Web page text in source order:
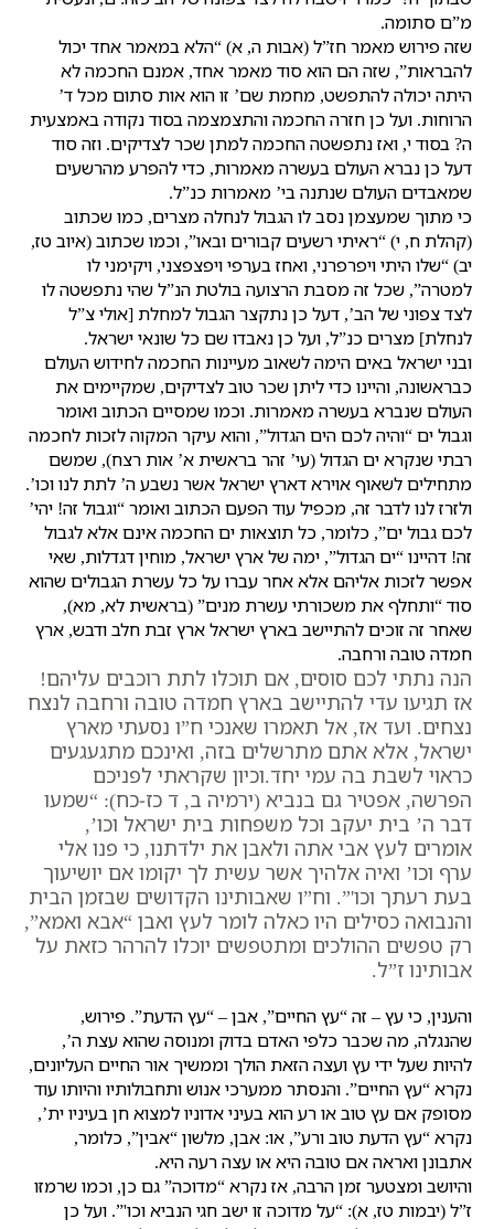
מ”ם סתומה.
שזה פירוש מאמר חז”ל (אבות ה, א) “הלא במאמר אחד יכול
להבראות”, שזה הם הוא סוד מאמר אחד, אמנם החכמה לא
היתה יכולה להתפשט, מחמת שם’ זו הוא אות סתום מכל ד’
הרוחות. ועל כן חזרה החכמה והתצמצמה בסוד נקודה באמצעית
ה? בסוד י, ואז נתפשטה החכמה למתן שכר לצדיקים. וזה סוד
דעל כן נברא העולם בעשרה מאמרות, כדי להפרע מהרשעים
שמאבדים העולם שנתנה בי’ מאמרות כנ”ל.
כי מתוך שמעצמן נסב לו הגבול לנחלה מצרים, כמו שכתוב
(קהלת ח, י) “ראיתי רשעים קבורים ובאו”, וכמו שכתוב (איוב טז,
יב) “שלו היתי ויפרפרני, ואחז בערפי ויפצפצני, ויקימני לו
למטרה”, שכל זה מסבת הרצועה בולטת הנ”ל שהי נתפשטה לו
לצד צפוני של הב’, דעל כן נתקצר הגבול למחלת [אולי צ”ל
לנחלת] מצרים כנ”ל, ועל כן נאבדו שם כל שונאי ישראל.
ובני ישראל באים הימה לשאוב מעיינות החכמה לחידוש העולם
כבראשונה, והיינו כדי ליתן שכר טוב לצדיקים, שמקיימים את
העולם שנברא בעשרה מאמרות. וכמו שמסיים הכתוב ואומר
וגבול ים “והיה לכם הים הגדול”, והוא עיקר המקוה לזכות לחכמה
רבתי שנקרא ים הגדול (עי’ זהר בראשית א’ אות רצח), שמשם
מתחילים לשאוף אוירא דארץ ישראל אשר נשבע ה’ לתת לנו וכו’.
ולזרז לנו לדבר זה, מכפיל עוד הפעם הכתוב ואומר “וגבול זה! יהי’
לכם גבול ים”, כלומר, כל תוצאות ים החכמה אינם אלא לגבול
זה! דהיינו “ים הגדול”, ימה של ארץ ישראל, מוחין דגדלות, שאי
אפשר לזכות אליהם אלא אחר עברו על כל עשרת הגבולים שהוא
סוד “ותחלף את משכורתי עשרת מנים” (בראשית לא, מא),
שאחר זה זוכים להתיישב בארץ ישראל ארץ זבת חלב ודבש, ארץ
חמדה טובה ורחבה.
הנה נתתי לכם סוסים, אם תוכלו לתת רוכבים עליהם!
אז תגיעו עדי להתיישב בארץ חמדה טובה ורחבה לנצח
נצחים. ועד אז, אל תאמרו שאנכי ח”ו נסעתי מארץ
ישראל, אלא אתם מתרשלים בזה, ואינכם מתגעגעים
כראוי לשבת בה עמי יחד.וכיון שקראתי לפניכם
הפרשה, אפטיר גם בנביא (ירמיה ב, ד כז-כח): “שמעו
דבר ה’ בית יעקב וכל משפחות בית ישראל וכו’,
אומרים לעץ אבי אתה ולאבן את ילדתנו, כי פנו אלי
ערף וכו’ ואיה אלהיך אשר עשית לך יקומו אם יושיעוך
בעת רעתך וכו'”. וח”ו שאבותינו הקדושים שבזמן הבית
והנבואה כסילים היו כאלה לומר לעץ ואבן “אבא ואמא”,
רק טפשים ההולכים ומתטפשים יוכלו להרהר כזאת על
אבותינו ז”ל.
והענין, כי עץ – זה “עץ החיים”, אבן – “עץ הדעת”. פירוש,
שהנגלה, מה שכבר כלפי האדם בדוק ומנוסה שהוא עצת ה’,
להיות שעל ידי עץ ועצה הזאת הולך וממשיך אור החיים העליונים,
נקרא “עץ החיים”. והנסתר ממערכי אנוש ותחבולותיו והיותו עוד
מסופק אם עץ טוב או רע הוא בעיני אדוניו למצוא חן בעיניו ית’,
נקרא “עץ הדעת טוב ורע”, או: אבן, מלשון “אבין”, כלומר,
אתבונן ואראה אם טובה היא או עצה רעה היא.
והיושב ומצטער זמן הרבה, אז נקרא “מדוכה” גם כן, וכמו שרמזו
ז”ל (יבמות טז, א): “על מדוכה זו ישב חגי הנביא וכו'”. ועל כן